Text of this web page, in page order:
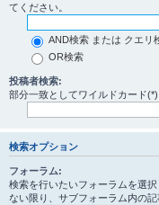
てください。
AND検索 または クエリ
OR検索
投稿者検索:
部分一致としてワイルドカード
検索オプション
フォーラム:
検索を行いたいフォーラムを選
ない限り、サブフォーラム内の記